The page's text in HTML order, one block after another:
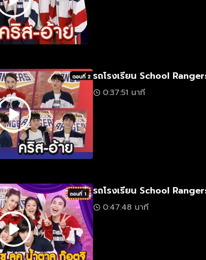
รถโรงเรียน School
0:37:51 นาที
รถโรงเรียน School
0:47:48 นาที